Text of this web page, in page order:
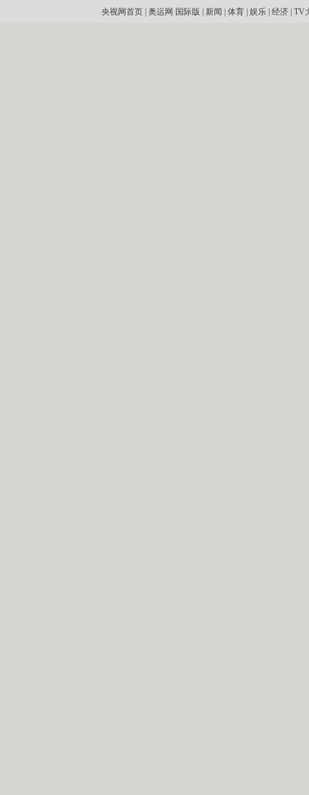
央视网首页| 奥运网 国际版 新闻 体育| 娱乐| 经济| TV